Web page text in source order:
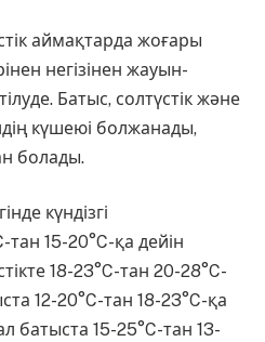
аймақтарда жоғары
негізінен жауын-
Батыс, солтүстік және
күшеюі болжанады,
болады.
күндізгі
15-20°C-қа дейін
18-23°C-тан 20-28°C-
12-20°C-тан 18-23°C-қа
батыста 15-25°C-тан 13-